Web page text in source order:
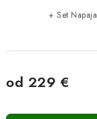
+ Set
od 229 €